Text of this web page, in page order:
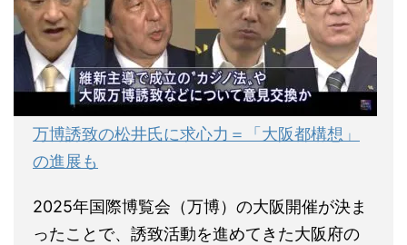
万博誘致の松井氏に求心力＝「大阪都構想」
の進展も
2025年国際博覧会（万博）の大阪開催が決ま
ったことで、誘致活動を進めてきた大阪府の